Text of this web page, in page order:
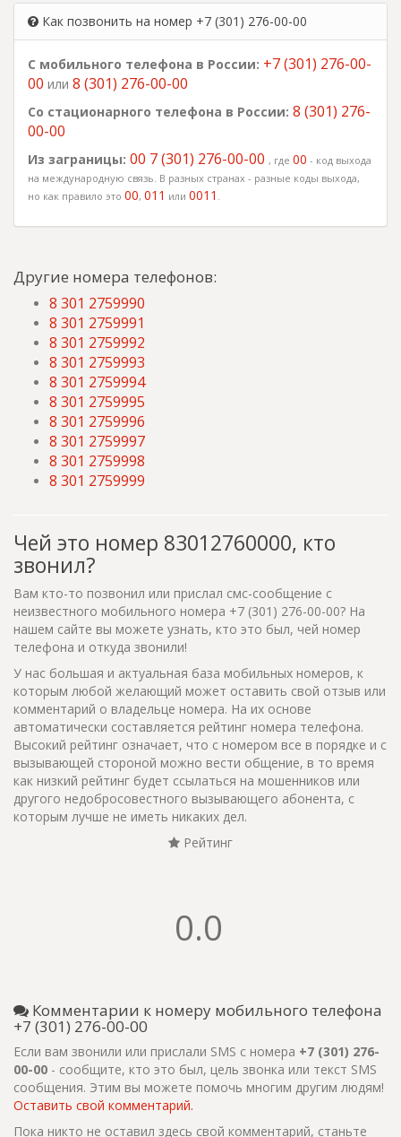
Как позвонить на номер +7 (301) 276-00-00
С мобильного телефона в России: +7 (301) 276-00-
00 или 8 (301) 276-00-00
Со стационарного телефона в России: 8 (301) 276-
00-00
Из заграницы: 00 7 (301) 276-00-00 , где 00 - код выхода
на международную связь. В разных странах - разные коды выхода,
но как правило это 00, 011 или 0011 .
Другие номера телефонов:
8 301 2759990
8 301 2759991
8 301 2759992
8 301 2759993
8 301 2759994
8 301 2759995
8 301 2759996
8 301 2759997
8 301 2759998
8 301 2759999
Чей это номер 83012760000, кто
звонил?
Вам кто-то позвонил или прислал смс-сообщение с
неизвестного мобильного номера +7 (301) 276-00-00? На
нашем сайте вы можете узнать, кто это был, чей номер
телефона и откуда звонили!
У нас большая и актуальная база мобильных номеров, к
которым любой желающий может оставить свой отзыв или
комментарий о владельце номера. На их основе
автоматически составляется рейтинг номера телефона.
Высокий рейтинг означает, что с номером все в порядке и с
вызывающей стороной можно вести общение, в то время
как низкий рейтинг будет ссылаться на мошенников или
другого недобросовестного вызывающего абонента, с
которым лучше не иметь никаких дел.
Рейтинг
0.0
Комментарии к номеру мобильного телефона
+7 (301) 276-00-00
Если вам звонили или прислали SMS с номера +7 (301) 276-
00-00 - сообщите, кто это был, цель звонка или текст SMS
сообщения. Этим вы можете помочь многим другим людям!
Оставить свой комментарий.
Пока никто не оставил здесь свой комментарий, станьте